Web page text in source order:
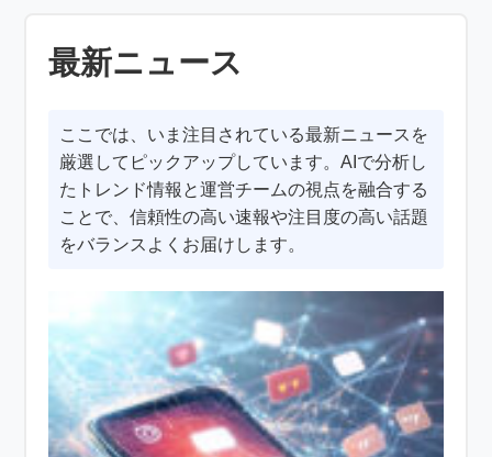
最新ニュース
ここでは、いま注目されている最新ニュースを
厳選してピックアップしています。AIで分析し
たトレンド情報と運営チームの視点を融合する
ことで、信頼性の高い速報や注目度の高い話題
をバランスよくお届けします。